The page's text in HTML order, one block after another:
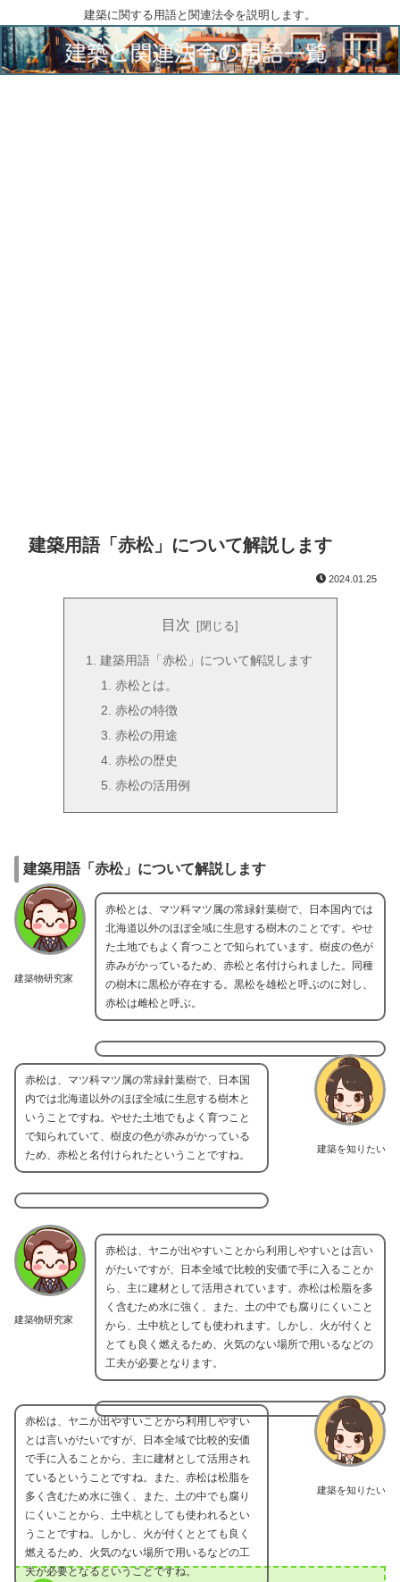
建築に関する用語と関連法令を説明します。
建築用語「赤松」について解説します
2024.01.25
目次
建築用語「赤松」について解説します
赤松とは。
赤松の特徴
赤松の用途
赤松の歴史
赤松の活用例
建築用語「赤松」について解説します
建築物研究家
赤松とは、マツ科マツ属の常緑針葉樹で、日本国内では
北海道以外のほぼ全域に生息する樹木のことです。やせ
た土地でもよく育つことで知られています。樹皮の色が
赤みがかっているため、赤松と名付けられました。同種
の樹木に黒松が存在する。黒松を雄松と呼ぶのに対し、
赤松は雌松と呼ぶ。
建築を知りたい
赤松は、マツ科マツ属の常緑針葉樹で、日本国
内では北海道以外のほぼ全域に生息する樹木と
いうことですね。やせた土地でもよく育つこと
で知られていて、樹皮の色が赤みがかっている
ため、赤松と名付けられたということですね。
建築物研究家
赤松は、ヤニが出やすいことから利用しやすいとは言い
がたいですが、日本全域で比較的安価で手に入ることか
ら、主に建材として活用されています。赤松は松脂を多
く含むため水に強く、また、土の中でも腐りにくいこと
から、土中杭としても使われます。しかし、火が付くと
とても良く燃えるため、火気のない場所で用いるなどの
工夫が必要となります。
建築を知りたい
赤松は、ヤニが出やすいことから利用しやすい
とは言いがたいですが、日本全域で比較的安価
で手に入ることから、主に建材として活用され
ているということですね。また、赤松は松脂を
多く含むため水に強く、また、土の中でも腐り
にくいことから、土中杭としても使われるとい
うことですね。しかし、火が付くととても良く
燃えるため、火気のない場所で用いるなどの工
夫が必要となるということですね。